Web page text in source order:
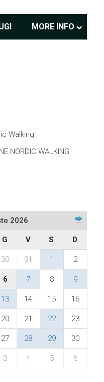
MORE INFO
Walking
NORDIC WALKING
2026
G V S D
30 31 1 2
6 7 8 9
13 14 15 16
20 21 22 23
27 28 29 30
3 4 5 6